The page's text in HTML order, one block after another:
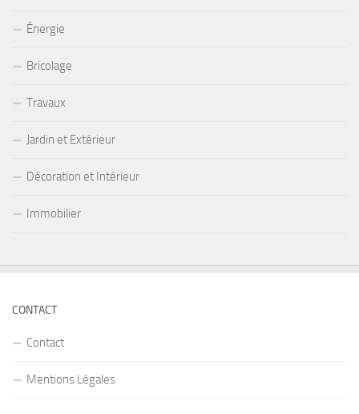
Énergie
Bricolage
Travaux
Jardin et Extérieur
Décoration et Intérieur
Immobilier
CONTACT
Contact
Mentions Légales